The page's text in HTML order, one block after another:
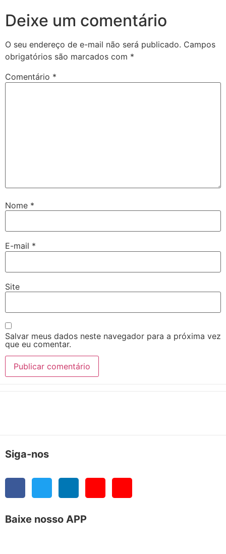
Deixe um comentário
O seu endereço de e-mail não será publicado. Campos
obrigatórios são marcados com *
Comentário *
Nome *
E-mail *
Site
Salvar meus dados neste navegador para a próxima vez
que eu comentar.
Siga-nos
Baixe nosso APP